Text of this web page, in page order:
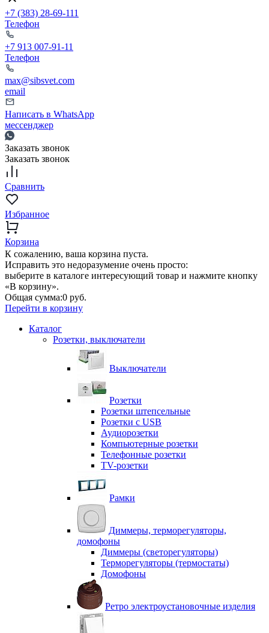
+7 (383) 28-69-111
Телефон
+7 913 007-91-11
Телефон
max@sibsvet.com
email
Написать в WhatsApp
мессенджер
Заказать звонок
Заказать звонок
Сравнить
Избранное
Корзина
К сожалению, ваша корзина пуста.
Исправить это недоразумение очень просто:
выберите в каталоге интересующий товар и нажмите кнопку
«В корзину».
Общая сумма:0 руб.
Перейти в корзину
Каталог
Розетки, выключатели
Выключатели
Розетки
Розетки штепсельные
Розетки с USB
Аудиорозетки
Компьютерные розетки
Телефонные розетки
TV-розетки
Рамки
Диммеры, терморегуляторы,
домофоны
Диммеры (светорегуляторы)
Терморегуляторы (термостаты)
Домофоны
Ретро электроустановочные изделия